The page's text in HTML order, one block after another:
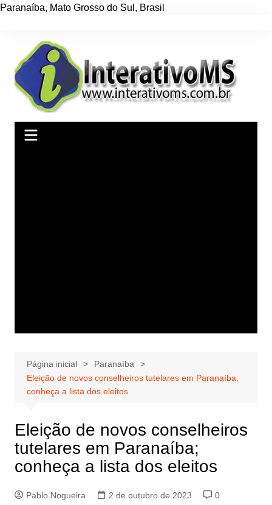
Paranaíba, Mato Grosso do Sul , Brasil
conteúdo
Página inicial
Paranaíba
Eleição de novos conselheiros tutelares em Paranaíba;
conheça a lista dos eleitos
Eleição de novos conselheiros
tutelares em Paranaíba;
conheça a lista dos eleitos
Pablo Nogueira 2 de outubro de 2023
0